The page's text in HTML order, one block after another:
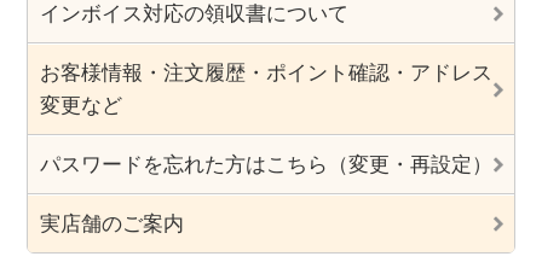
インボイス対応の領収書について
お客様情報・注文履歴・ポイント確認・アドレス
変更など
パスワードを忘れた方はこちら（変更・再設定）
実店舗のご案内